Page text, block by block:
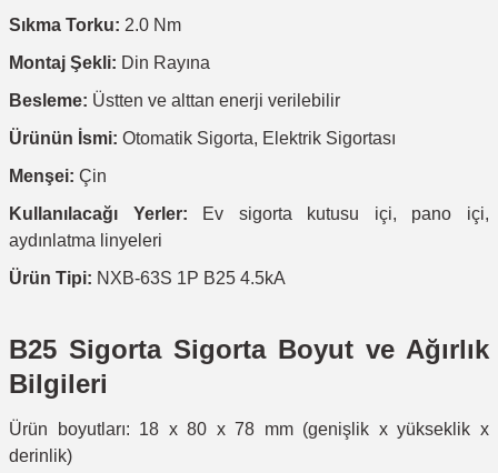
Sıkma Torku: 2.0 Nm
Montaj Şekli: Din Rayına
Besleme: Üstten ve alttan enerji verilebilir
Ürünün İsmi: Otomatik Sigorta, Elektrik Sigortası
Menşei: Çin
Kullanılacağı Yerler: Ev sigorta kutusu içi, pano içi,
aydınlatma linyeleri
Ürün Tipi: NXB-63S 1P B25 4.5kA
B25 Sigorta Sigorta Boyut ve Ağırlık
Bilgileri
Ürün boyutları: 18 x 80 x 78 mm (genişlik x yükseklik x
derinlik)